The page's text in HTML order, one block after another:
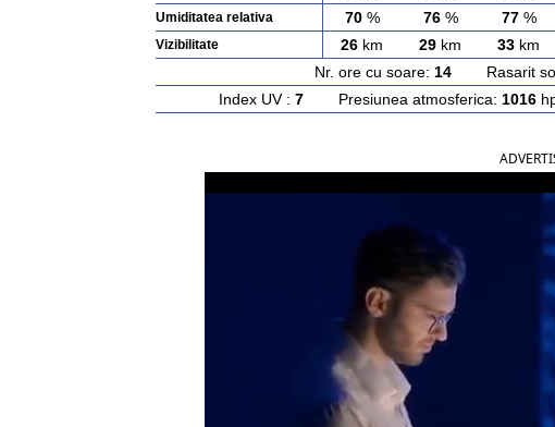
Umiditatea relativa 70% 76% 77%
Vizibilitate 26 km 29 km 33 km
Nr. ore cu soare: 14 Rasarit
Index UV : 7 Presiunea atmosferica: 1016